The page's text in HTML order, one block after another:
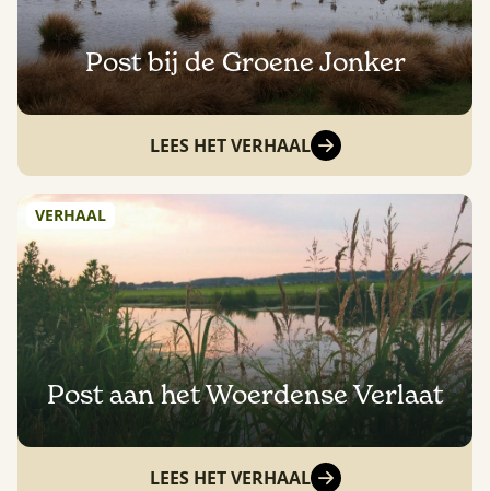
Post bij de Groene Jonker
LEES HET VERHAAL
VERHAAL
Post aan het Woerdense Verlaat
LEES HET VERHAAL